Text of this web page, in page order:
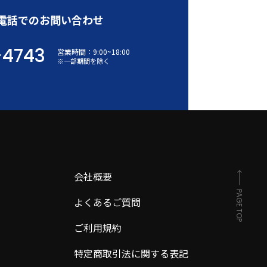
話でのお問い合わせ
営業時間： 9:00~18:00
※一部期間を除く
会社概要
よくあるご質問
ご利用規約
特定商取引法に関する表記
PAGE TOP